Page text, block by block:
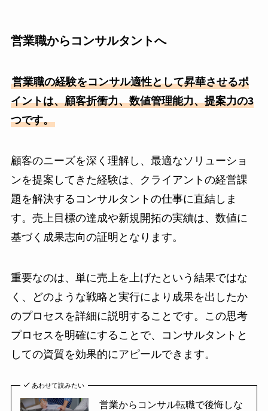
営業職からコンサルタントへ
営業職の経験をコンサル適性として昇華させるポ
イントは、顧客折衝力、数値管理能力、提案力の3
つです。
顧客のニーズを深く理解し、最適なソリューショ
ンを提案してきた経験は、クライアントの経営課
題を解決するコンサルタントの仕事に直結しま
す。売上目標の達成や新規開拓の実績は、数値に
基づく成果志向の証明となります。
重要なのは、単に売上を上げたという結果ではな
く、どのような戦略と実行により成果を出したか
のプロセスを詳細に説明することです。この思考
プロセスを明確にすることで、コンサルタントと
しての資質を効果的にアピールできます。
あわせて読みたい
営業からコンサル転職で後悔しな